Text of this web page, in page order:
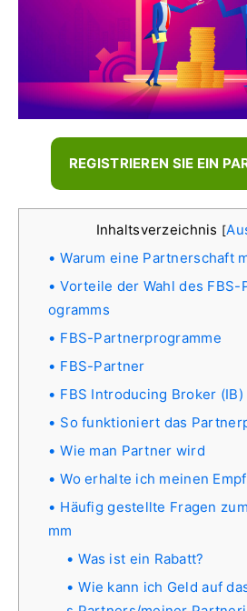
REGISTRIEREN SIE EIN
Inhaltsverzeichnis [
Warum eine Partnerschaft
Vorteile der Wahl des
ogramms
FBS-Partnerprogramme
FBS-Partner
FBS Introducing Broker (IB)
So funktioniert das
Wie man Partner wird
Wo erhalte ich meinen
Häufig gestellte Fragen
mm
Was ist ein Rabatt?
Wie kann ich Geld auf